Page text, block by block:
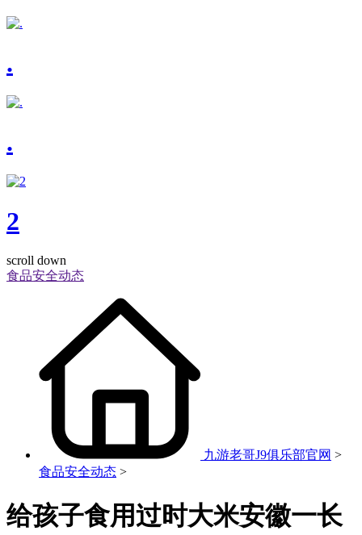
.
.
2
scroll down
食品安全动态
九游老哥J9俱乐部官网 >
食品安全动态 >
给孩子食用过时大米安徽一长